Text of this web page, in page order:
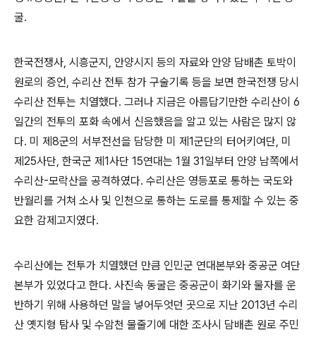
굴.
한국전쟁사, 시흥군지 , 안양시지 등의 자료와 안양 담배촌 토박이
원로의 증언, 수리산 전투 참가 구술기록 등을 보면 한국전쟁 당시
수리산 전투는 치열했다. 그러나 지금은 아름답기만한 수리산이 6
일간의 전투의 포화 속에서 신음했음을 알고 있는 사람은 많지 않
다. 미 제 8군의 서부전선을 담당한 미 제 1군단의 터어키여단, 미
제 25사단, 한국군 제 1사단 15연대는 1월 31일부터 안양 남쪽에서
수리산-모락산을 공격하였다. 수리산은 영등포로 통하는 국도와
반월리를 거쳐 소사 및 인천으로 통하는 도로를 통제할 수 있는 중
요한 감제고지였다.
수리산에는 전투가 치열했던 만큼 인민군 연대본부와 중공군 여단
본부가 있었다고 한다. 사진속 동굴은 중공군이 화기와 물자를 운
반하기 위해 사용하던 말을 넣어두엇던 곳으로 지난 2013년 수리
산 옛지형 탐사 및 수암천 물줄기에 대한 조사시 담배촌 원로 주민